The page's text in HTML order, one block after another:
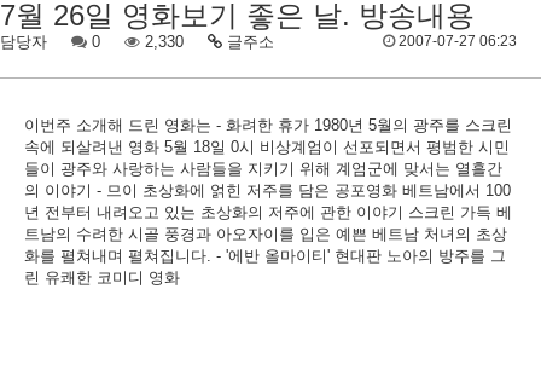
7월 26일 영화보기 좋은 날. 방송내용
담당자 0 2,330 글주소 2007-07-27 06:23
이번주 소개해 드린 영화는 - 화려한 휴가 1980년 5월의 광주를 스크린
속에 되살려낸 영화 5월 18일 0시 비상계엄이 선포되면서 평범한 시민
들이 광주와 사랑하는 사람들을 지키기 위해 계엄군에 맞서는 열흘간
의 이야기 - 므이 초상화에 얽힌 저주를 담은 공포영화 베트남에서 100
년 전부터 내려오고 있는 초상화의 저주에 관한 이야기 스크린 가득 베
트남의 수려한 시골 풍경과 아오자이를 입은 예쁜 베트남 처녀의 초상
화를 펼쳐내며 펼쳐집니다. - '에반 올마이티' 현대판 노아의 방주를 그
린 유쾌한 코미디 영화